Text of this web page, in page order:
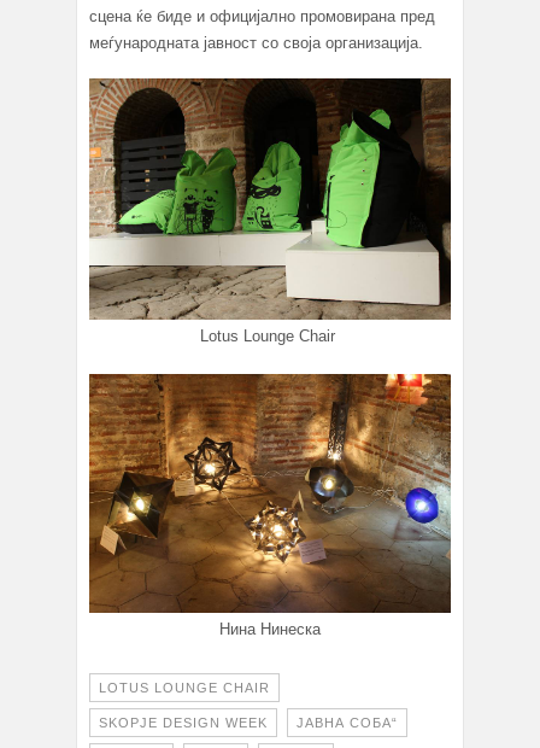
сцена ќе биде и официјално промовирана пред
меѓународната јавност со своја организација.
Lotus Lounge Chair
Нина Нинеска
LOTUS LOUNGE CHAIR
SKOPJE DESIGN WEEK ЈАВНА СОБА“